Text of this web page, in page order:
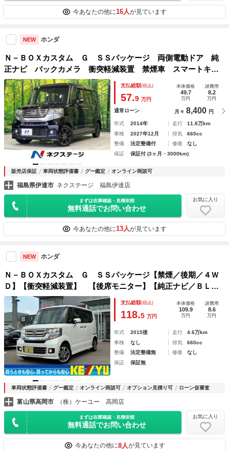
今あなたの他に16人が見ています
NEW ホンダ
Ｎ－ＢＯＸカスタム Ｇ ＳＳパッケージ 両側電動ドア 純
正ナビ バックカメラ 衝突軽減装置 禁煙車 スマートキ
ー ＨＩＤヘッド 前後ドラレコ ＥＴＣ オートエアコン
誤発進抑制機能 Ｂｌｕｅｔｏｏｔｈ フルセグ ステアリン
グスイッチ
支払総額(税込)
57.9 万円
本体価格
49.7
万円
諸費用
8.2
万円
通常ローン 月々 8,400 円
年式 2014年 走行
11.8万km
車検
2027年12月 排気
660cc
整備
法定整備付 修復
なし
保証
保証付 (3ヶ月・3000km)
販売店保証 車両状態評価書 グー鑑定 オンライン商談可
福島県伊達市 ネクステージ 福島伊達店
まずは在庫確認・見積依頼
無料通話でお問い合わせ
お気に入り
今あなたの他に13人が見ています
NEW ホンダ
Ｎ－ＢＯＸカスタム Ｇ ＳＳパッケージ【禁煙／後期／４Ｗ
Ｄ】【衝突軽減装置】 【後席モニター】【純正ナビ／ＢＬＵ
ＥＴＯＯＴＨオーデイオ／フルセグ／ＤＶＤ／バックカメラ】
【シートヒーター】【両側自動ドア】【リアシートスライド／
シートバックテーブル】【ＥＴＣ】
支払総額(税込)
118.5 万円
本体価格
109.9
万円
諸費用
8.6
万円
年式 2015後 走行
4.6万km
車検
なし 排気
660cc
整備
法定整備無 修復
なし
保証
保証無
車両状態評価書 グー鑑定 オンライン商談可 オプション見積り可 ローン仮審査
富山県高岡市 （株）ケーユー 高岡店
まずは在庫確認・見積依頼
無料通話でお問い合わせ
お気に入り
今あなたの他に8人が見ています